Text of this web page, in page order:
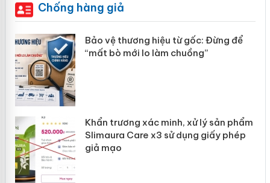
Chống hàng giả
Bảo vệ thương hiệu từ gốc: Đừng để
“mất bò mới lo làm chuồng”
Khẩn trương xác minh, xử lý sản phẩm
Slimaura Care x3 sử dụng giấy phép
giả mạo